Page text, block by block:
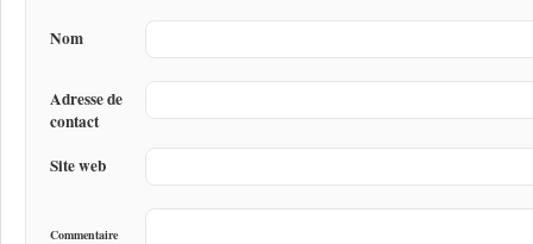
Nom
Adresse de
contact
Site web
Commentaire